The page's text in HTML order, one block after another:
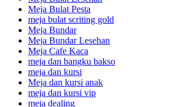
Meja Bulat Pesta
meja bulat scriting gold
Meja Bundar
Meja Bundar Lesehan
Meja Cafe Kaca
meja dan bangku bakso
meja dan kursi
Meja dan kursi anak
meja dan kursi vip
meja dealing